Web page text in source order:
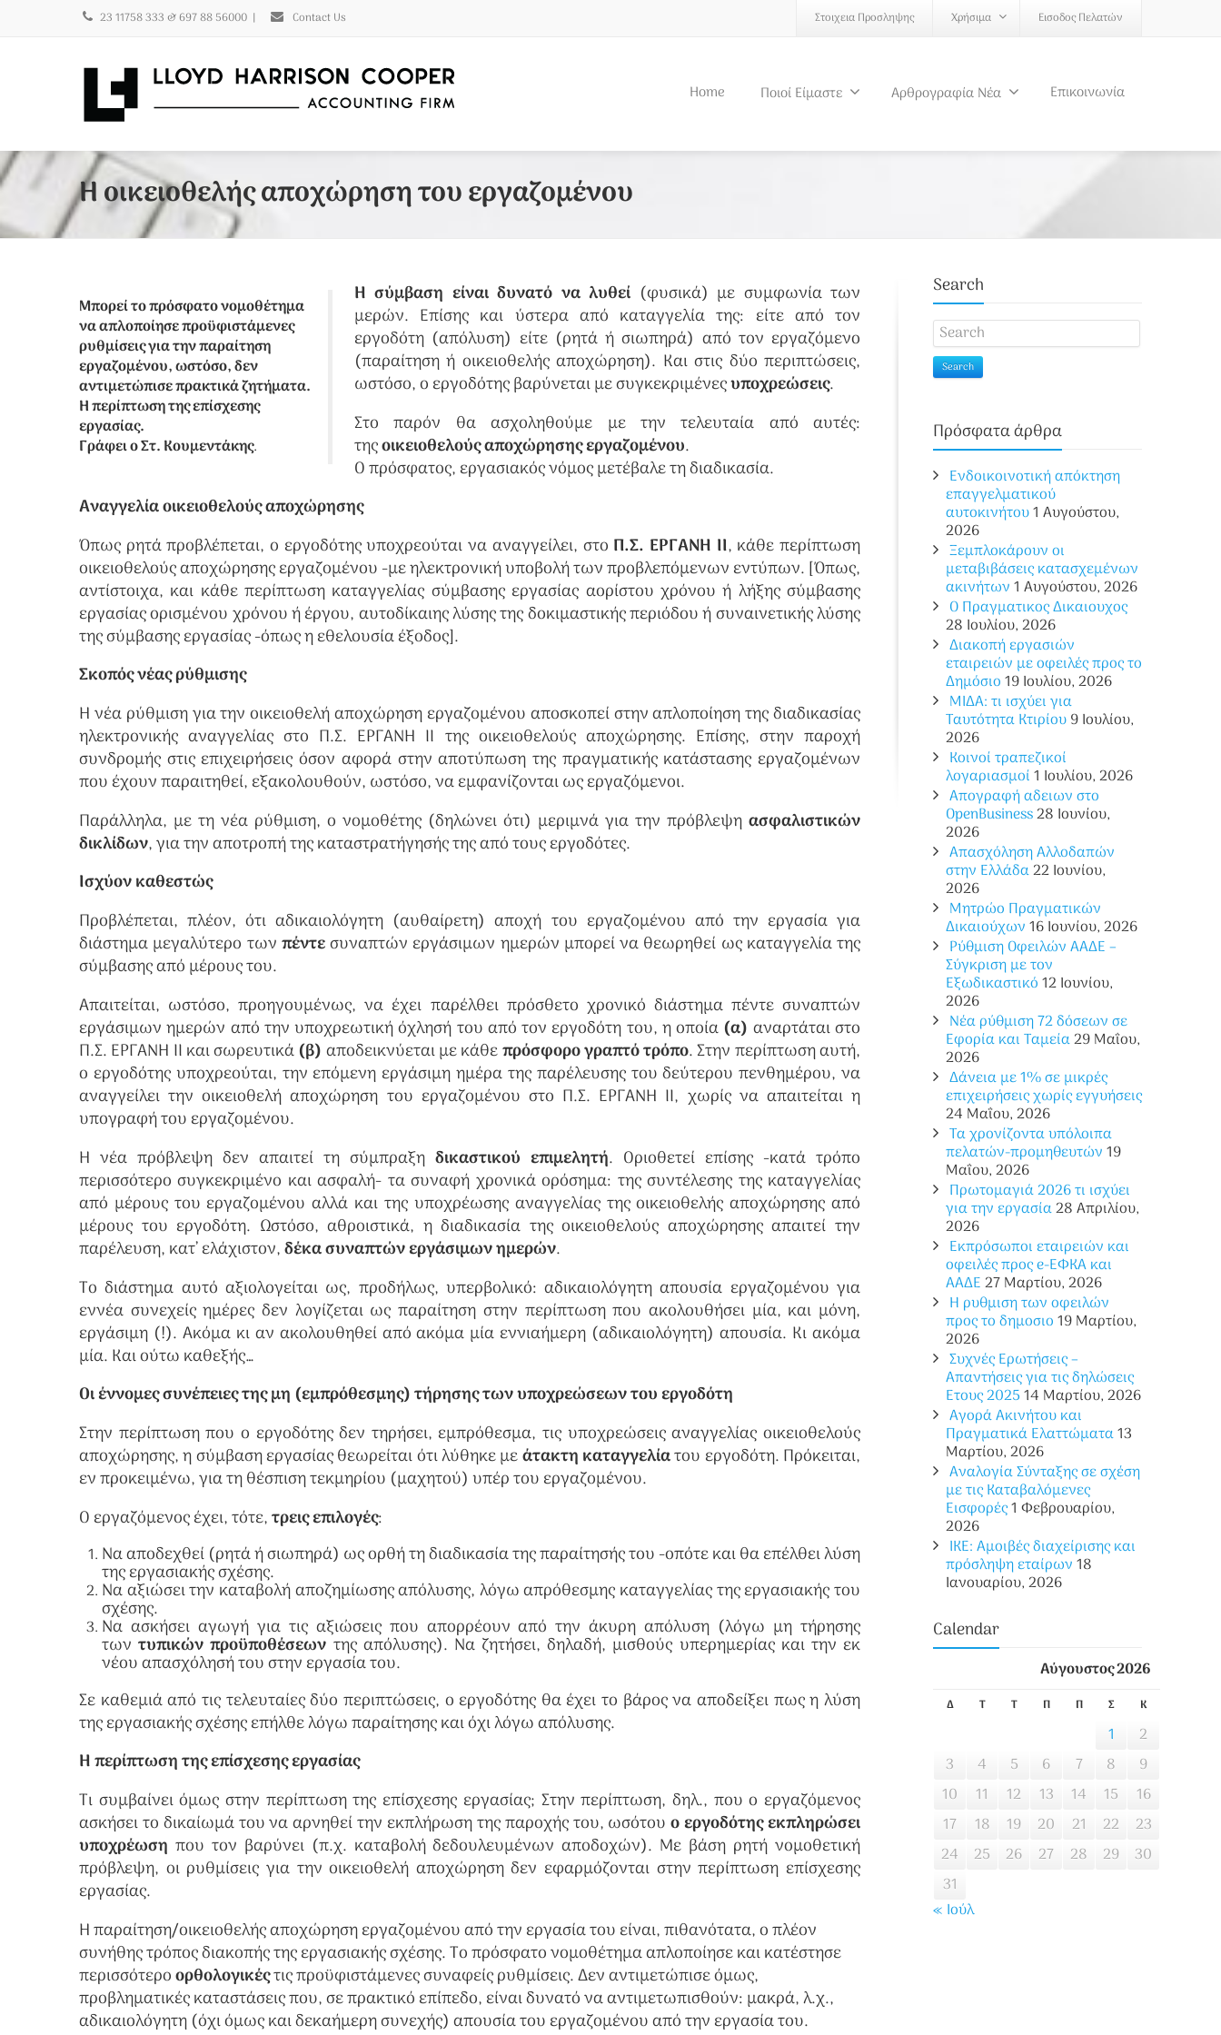
23 11758 333 & 697 88 56000 | Contact Us Στοιχεια Προσληψης Χρήσιμα Εισοδος Πελατών
Home Ποιοί Είμαστε Αρθρογραφία Νέα Επικοινωνία
Η οικειοθελής αποχώρηση του εργαζομένου
Μπορεί το πρόσφατο νομοθέτημα
να απλοποίησε προϋφιστάμενες
ρυθμίσεις για την παραίτηση
εργαζομένου, ωστόσο, δεν
αντιμετώπισε πρακτικά ζητήματα.
Η περίπτωση της επίσχεσης
εργασίας.
Γράφει ο Στ. Κουμεντάκης.
Η σύμβαση είναι δυνατό να λυθεί (φυσικά) με συμφωνία των
μερών. Επίσης και ύστερα από καταγγελία της: είτε από τον
εργοδότη (απόλυση) είτε (ρητά ή σιωπηρά) από τον εργαζόμενο
(παραίτηση ή οικειοθελής αποχώρηση). Και στις δύο περιπτώσεις,
ωστόσο, ο εργοδότης βαρύνεται με συγκεκριμένεςυποχρεώσεις.
Στο παρόν θα ασχοληθούμε με την τελευταία από αυτές:
τηςοικειοθελούς αποχώρησης εργαζομένου.
Ο πρόσφατος, εργασιακός νόμος μετέβαλε τη διαδικασία.
Αναγγελία οικειοθελούς αποχώρησης
Όπως ρητά προβλέπεται, ο εργοδότης υποχρεούται να αναγγείλει, στο Π.Σ. ΕΡΓΑΝΗ ΙΙ, κάθε περίπτωση
οικειοθελούς αποχώρησης εργαζομένου -με ηλεκτρονική υποβολή των προβλεπόμενων εντύπων. [Όπως,
αντίστοιχα, και κάθε περίπτωση καταγγελίας σύμβασης εργασίας αορίστου χρόνου ή λήξης σύμβασης
εργασίας ορισμένου χρόνου ή έργου, αυτοδίκαιης λύσης της δοκιμαστικής περιόδου ή συναινετικής λύσης
της σύμβασης εργασίας -όπως η εθελουσία έξοδος].
Σκοπός νέας ρύθμισης
Η νέα ρύθμιση για την οικειοθελή αποχώρηση εργαζομένου αποσκοπεί στην απλοποίηση της διαδικασίας
ηλεκτρονικής αναγγελίας στο Π.Σ. ΕΡΓΑΝΗ ΙΙ της οικειοθελούς αποχώρησης. Επίσης, στην παροχή
συνδρομής στις επιχειρήσεις όσον αφορά στην αποτύπωση της πραγματικής κατάστασης εργαζομένων
που έχουν παραιτηθεί, εξακολουθούν, ωστόσο, να εμφανίζονται ως εργαζόμενοι.
Παράλληλα, με τη νέα ρύθμιση, ο νομοθέτης (δηλώνει ότι) μεριμνά για την πρόβλεψη ασφαλιστικών
δικλίδων, για την αποτροπή της καταστρατήγησής της από τους εργοδότες.
Ισχύον καθεστώς
Προβλέπεται, πλέον, ότι αδικαιολόγητη (αυθαίρετη) αποχή του εργαζομένου από την εργασία για
διάστημα μεγαλύτερο των πέντεσυναπτών εργάσιμων ημερών μπορεί να θεωρηθεί ως καταγγελία της
σύμβασης από μέρους του.
Απαιτείται, ωστόσο, προηγουμένως, να έχει παρέλθει πρόσθετο χρονικό διάστημα πέντε συναπτών
εργάσιμων ημερών από την υποχρεωτική όχλησή του από τον εργοδότη του, η οποία (α) αναρτάται στο
Π.Σ. ΕΡΓΑΝΗ ΙΙ και σωρευτικά (β) αποδεικνύεται με κάθεπρόσφορογραπτό τρόπο. Στην περίπτωση αυτή,
ο εργοδότης υποχρεούται, την επόμενη εργάσιμη ημέρα της παρέλευσης του δεύτερου πενθημέρου, να
αναγγείλει την οικειοθελή αποχώρηση του εργαζομένου στο Π.Σ. ΕΡΓΑΝΗ ΙΙ, χωρίς να απαιτείται η
υπογραφή του εργαζομένου.
Η νέα πρόβλεψη δεν απαιτεί τη σύμπραξη δικαστικού επιμελητή. Οριοθετεί επίσης -κατά τρόπο
περισσότερο συγκεκριμένο και ασφαλή- τα συναφή χρονικά ορόσημα: της συντέλεσης της καταγγελίας
από μέρους του εργαζομένου αλλά και της υποχρέωσης αναγγελίας της οικειοθελής αποχώρησης από
μέρους του εργοδότη. Ωστόσο, αθροιστικά, η διαδικασία της οικειοθελούς αποχώρησης απαιτεί την
παρέλευση, κατ’ ελάχιστον,δέκα συναπτών εργάσιμων ημερών.
Το διάστημα αυτό αξιολογείται ως, προδήλως, υπερβολικό: αδικαιολόγητη απουσία εργαζομένου για
εννέα συνεχείς ημέρες δεν λογίζεται ως παραίτηση στην περίπτωση που ακολουθήσει μία, και μόνη,
εργάσιμη (!). Ακόμα κι αν ακολουθηθεί από ακόμα μία εννιαήμερη (αδικαιολόγητη) απουσία. Κι ακόμα
μία. Και ούτω καθεξής…
Οι έννομες συνέπειες της μη (εμπρόθεσμης) τήρησης των υποχρεώσεων του εργοδότη
Στην περίπτωση που ο εργοδότης δεν τηρήσει, εμπρόθεσμα, τις υποχρεώσεις αναγγελίας οικειοθελούς
αποχώρησης, η σύμβαση εργασίας θεωρείται ότι λύθηκε μεάτακτη καταγγελίατου εργοδότη. Πρόκειται,
εν προκειμένω, για τη θέσπιση τεκμηρίου (μαχητού) υπέρ του εργαζομένου.
Ο εργαζόμενος έχει, τότε,τρεις επιλογές:
Να αποδεχθεί (ρητά ή σιωπηρά) ως ορθή τη διαδικασία της παραίτησής του -οπότε και θα επέλθει λύση
της εργασιακής σχέσης.
Να αξιώσει την καταβολή αποζημίωσης απόλυσης, λόγω απρόθεσμης καταγγελίας της εργασιακής του
σχέσης.
Να ασκήσει αγωγή για τις αξιώσεις που απορρέουν από την άκυρη απόλυση (λόγω μη τήρησης
τωντυπικών προϋποθέσεων της απόλυσης). Να ζητήσει, δηλαδή, μισθούς υπερημερίας και την εκ
νέου απασχόλησή του στην εργασία του.
Σε καθεμιά από τις τελευταίες δύο περιπτώσεις, ο εργοδότης θα έχει το βάρος να αποδείξει πως η λύση
της εργασιακής σχέσης επήλθε λόγω παραίτησης και όχι λόγω απόλυσης.
Η περίπτωση της επίσχεσης εργασίας
Τι συμβαίνει όμως στην περίπτωση της επίσχεσης εργασίας; Στην περίπτωση, δηλ., που ο εργαζόμενος
ασκήσει το δικαίωμά του να αρνηθεί την εκπλήρωση της παροχής του, ωσότουο εργοδότης εκπληρώσει
υποχρέωση που τον βαρύνει (π.χ. καταβολή δεδουλευμένων αποδοχών). Με βάση ρητή νομοθετική
πρόβλεψη, οι ρυθμίσεις για την οικειοθελή αποχώρηση δεν εφαρμόζονται στην περίπτωση επίσχεσης
εργασίας.
Η παραίτηση/οικειοθελής αποχώρηση εργαζομένου από την εργασία του είναι, πιθανότατα, ο πλέον
συνήθης τρόπος διακοπής της εργασιακής σχέσης. Το πρόσφατο νομοθέτημα απλοποίησε και κατέστησε
περισσότεροορθολογικέςτις προϋφιστάμενες συναφείς ρυθμίσεις. Δεν αντιμετώπισε όμως,
προβληματικές καταστάσεις που, σε πρακτικό επίπεδο, είναι δυνατό να αντιμετωπισθούν: μακρά, λ.χ.,
αδικαιολόγητη (όχι όμως και δεκαήμερη συνεχής) απουσία του εργαζομένου από την εργασία του.
Search
Search
Πρόσφατα άρθρα
Ενδοικοινοτική απόκτηση
επαγγελματικού
αυτοκινήτου1 Αυγούστου,
2026
Ξεμπλοκάρουν οι
μεταβιβάσεις κατασχεμένων
ακινήτων1 Αυγούστου, 2026
O Πραγματικος Δικαιουχος
28 Ιουλίου, 2026
Διακοπή εργασιών
εταιρειών με οφειλές προς το
Δημόσιο19 Ιουλίου, 2026
ΜΙΔΑ: τι ισχύει για
Ταυτότητα Κτιρίου9 Ιουλίου,
2026
Κοινοί τραπεζικοί
λογαριασμοί1 Ιουλίου, 2026
Απογραφή αδειων στο
OpenBusiness28 Ιουνίου,
2026
Απασχόληση Αλλοδαπών
στην Ελλάδα22 Ιουνίου,
2026
Μητρώο Πραγματικών
Δικαιούχων16 Ιουνίου, 2026
Ρύθμιση Οφειλών ΑΑΔΕ –
Σύγκριση με τον
Εξωδικαστικό12 Ιουνίου,
2026
Νέα ρύθμιση 72 δόσεων σε
Eφορία και Ταμεία29 Μαΐου,
2026
Δάνεια με 1% σε μικρές
επιχειρήσεις χωρίς εγγυήσεις
24 Μαΐου, 2026
Τα χρονίζοντα υπόλοιπα
πελατών-προμηθευτών19
Μαΐου, 2026
Πρωτομαγιά 2026 τι ισχύει
για την εργασία28 Απριλίου,
2026
Εκπρόσωποι εταιρειών και
οφειλές προς e-ΕΦΚΑ και
ΑΑΔΕ27 Μαρτίου, 2026
Η ρυθμιση των οφειλών
προς το δημοσιο19 Μαρτίου,
2026
Συχνές Ερωτήσεις –
Απαντήσεις για τις δηλώσεις
Ετους 202514 Μαρτίου, 2026
Αγορά Ακινήτου και
Πραγματικά Ελαττώματα13
Μαρτίου, 2026
Αναλογία Σύνταξης σε σχέση
με τις Καταβαλόμενες
Εισφορές1 Φεβρουαρίου,
2026
ΙΚΕ: Αμοιβές διαχείρισης και
πρόσληψη εταίρων18
Ιανουαρίου, 2026
Calendar
Αύγουστος 2026
Δ Τ Τ Π Π Σ Κ
1
2
3
4 5 6 7 8
9
10
11 12 13 14 15
16
17
18 19 20 21 22
23
24
25 26 27 28 29
30
31
« Ιούλ